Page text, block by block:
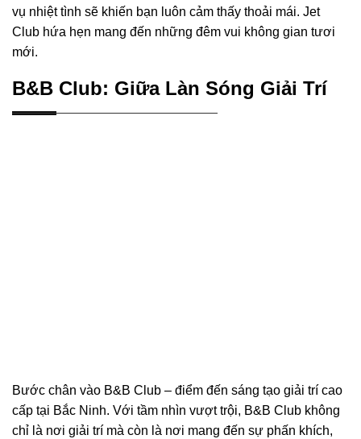
vụ nhiệt tình sẽ khiến bạn luôn cảm thấy thoải mái. Jet
Club hứa hẹn mang đến những đêm vui không gian tươi
mới.
B&B Club: Giữa Làn Sóng Giải Trí
Bước chân vào B&B Club – điểm đến sáng tạo giải trí cao
cấp tại Bắc Ninh. Với tầm nhìn vượt trội, B&B Club không
chỉ là nơi giải trí mà còn là nơi mang đến sự phấn khích,